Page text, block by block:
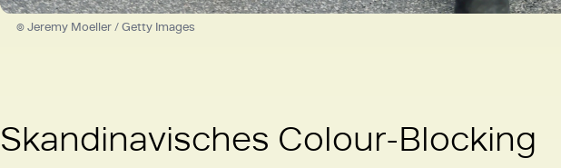
© Jeremy Moeller / Getty Images
Skandinavisches Colour-Blocking